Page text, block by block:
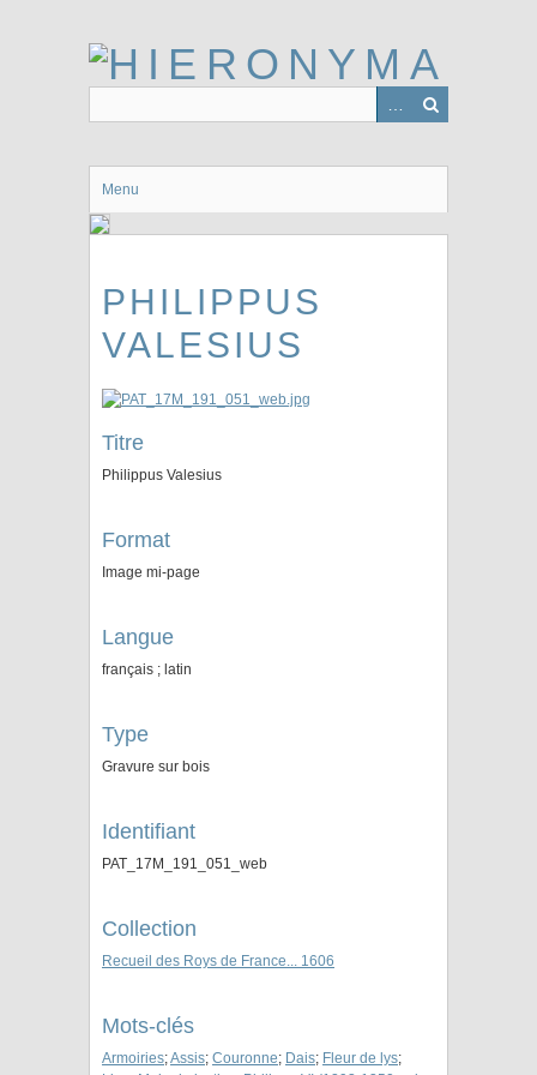
Menu
PHILIPPUS
VALESIUS
Titre
Philippus Valesius
Format
Image mi-page
Langue
français ; latin
Type
Gravure sur bois
Identifiant
PAT_17M_191_051_web
Collection
Recueil des Roys de France... 1606
Mots-clés
Armoiries;Assis; Couronne; Dais; Fleur de lys;